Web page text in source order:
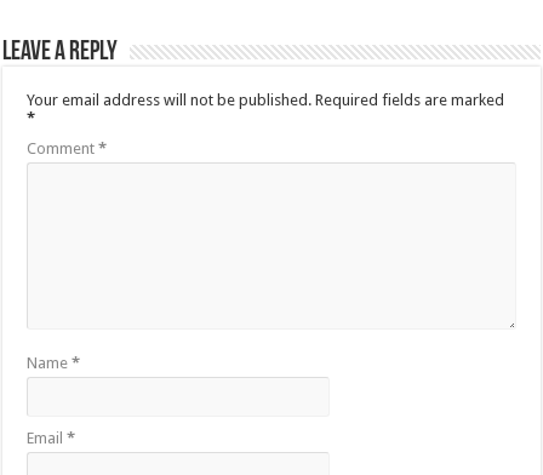
Leave a Reply
Your email address will not be published. Required fields are marked
*
Comment*
Name*
Email*